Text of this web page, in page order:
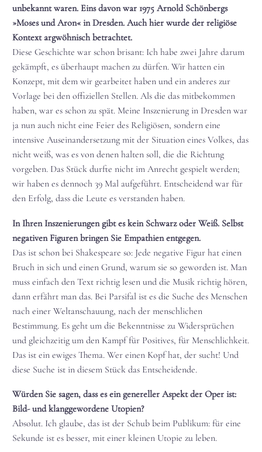
unbekannt waren. Eins davon war 1975 Arnold Schönbergs
»Moses und Aron« in Dresden. Auch hier wurde der religiöse
Kontext argwöhnisch betrachtet.
Diese Geschichte war schon brisant: Ich habe zwei Jahre darum
gekämpft, es überhaupt machen zu dürfen. Wir hatten ein
Konzept, mit dem wir gearbeitet haben und ein anderes zur
Vorlage bei den offiziellen Stellen. Als die das mitbekommen
haben, war es schon zu spät. Meine Inszenierung in Dresden war
ja nun auch nicht eine Feier des Religiösen, sondern eine
intensive Auseinandersetzung mit der Situation eines Volkes, das
nicht weiß, was es von denen halten soll, die die Richtung
vorgeben. Das Stück durfte nicht im Anrecht gespielt werden;
wir haben es dennoch 39 Mal aufgeführt. Entscheidend war für
den Erfolg, dass die Leute es verstanden haben.
In Ihren Inszenierungen gibt es kein Schwarz oder Weiß. Selbst
negativen Figuren bringen Sie Empathien entgegen.
Das ist schon bei Shakespeare so: Jede negative Figur hat einen
Bruch in sich und einen Grund, warum sie so geworden ist. Man
muss einfach den Text richtig lesen und die Musik richtig hören,
dann erfährt man das. Bei Parsifal ist es die Suche des Menschen
nach einer Weltanschauung, nach der menschlichen
Bestimmung. Es geht um die Bekenntnisse zu Widersprüchen
und gleichzeitig um den Kampf für Positives, für Menschlichkeit.
Das ist ein ewiges Thema. Wer einen Kopf hat, der sucht! Und
diese Suche ist in diesem Stück das Entscheidende.
Würden Sie sagen, dass es ein genereller Aspekt der Oper ist:
Bild- und klanggewordene Utopien?
Absolut. Ich glaube, das ist der Schub beim Publikum: für eine
Sekunde ist es besser, mit einer kleinen Utopie zu leben.